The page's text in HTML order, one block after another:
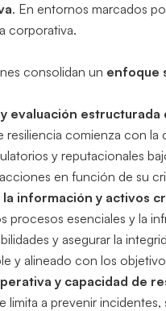
. En entornos marcados
corporativa.
consolidan un enfoque
evaluación estructurada
resiliencia comienza con
y reputacionales
en función de su
información y activos
procesos esenciales y la
y asegurar la
y alineado con los
y capacidad de
limita a prevenir